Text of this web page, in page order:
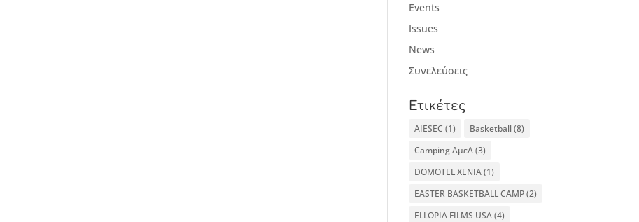
Events
Issues
News
Συνελεύσεις
Ετικέτες
AIESEC (1) Basketball(8)
Camping ΑμεΑ(3)
DOMOTEL XENIA(1)
EASTER BASKETBALL CAMP(2)
ELLOPIA FILMS USA(4)